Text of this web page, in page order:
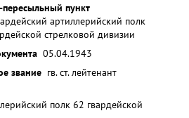
пункт
артиллерийский полк
стрелковой дивизии
05.04.1943
звание гв. ст. лейтенант
полк 62 гвардейской